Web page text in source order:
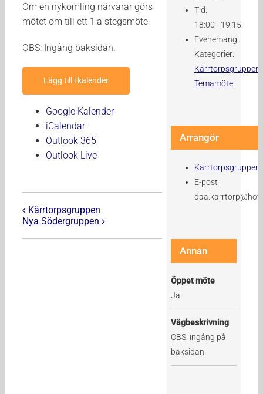
Om en nykomling närvarar görs
mötet om till ett 1:a stegsmöte
OBS: Ingång baksidan.
Lägg till i kalender
Google Kalender
iCalendar
Outlook 365
Outlook Live
Kärrtorpsgruppen
Nya Södergruppen
Tid:
18:00 - 19:15
Evenemang
Kategorier:
Kärrtorpsgruppen
Temamöte
Arrangör
Kärrtorpsgruppen
E-post
Annan
Öppet möte
Ja
Vägbeskrivning
OBS: ingång på
baksidan.